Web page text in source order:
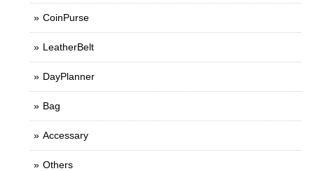
CoinPurse
LeatherBelt
DayPlanner
Bag
Accessary
Others